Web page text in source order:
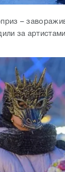
–
за